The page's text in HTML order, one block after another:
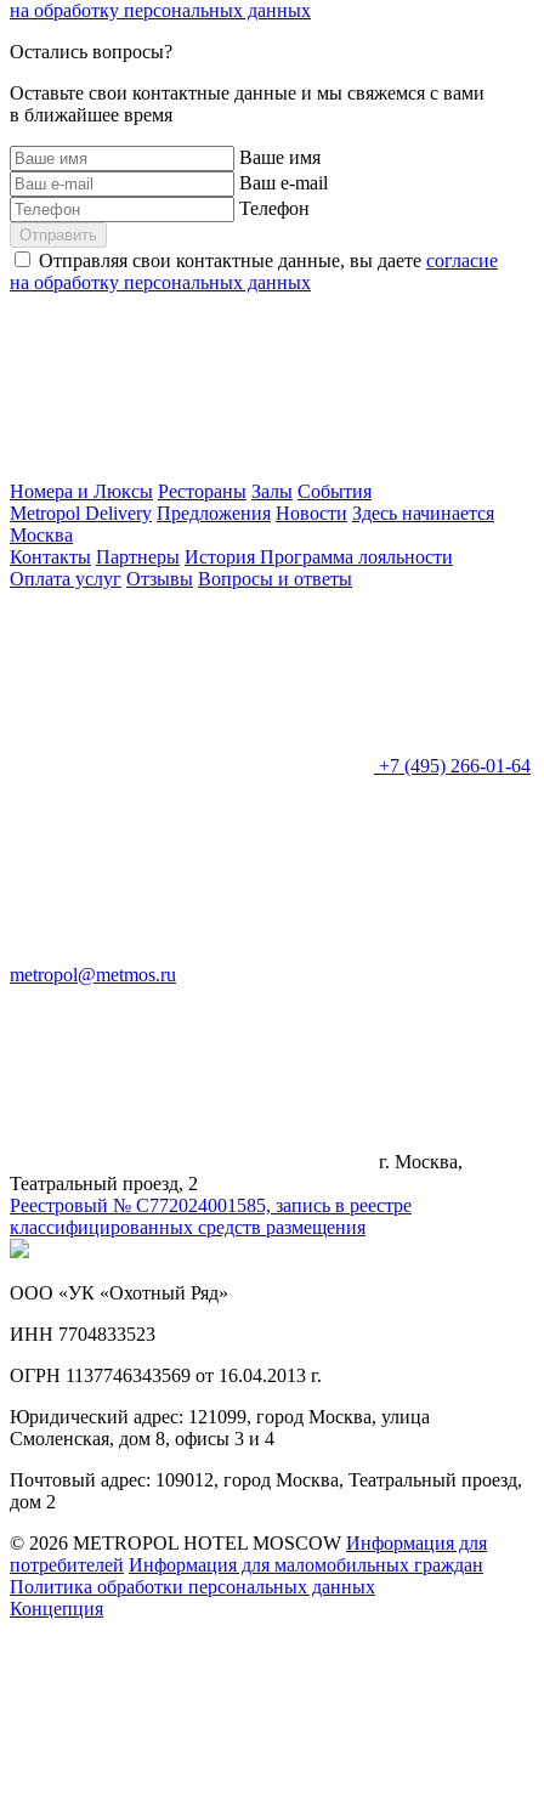
на обработку персональных данных
Остались вопросы?
Оставьте свои контактные данные и мы свяжемся с вами
в ближайшее время
Ваше имя
Ваш e-mail
Телефон
Отправить
Отправляя свои контактные данные, вы даете согласие
на обработку персональных данных
Номера и Люксы Рестораны Залы События
Metropol Delivery Предложения Новости Здесь начинается
Москва
Контакты Партнеры История Программа лояльности
Оплата услуг Отзывы Вопросы и ответы
+7 (495) 266-01-64
metropol@metmos.ru
г. Москва,
Театральный проезд, 2
Реестровый № С772024001585, запись в реестре
классифицированных средств размещения
ООО «УК «Охотный Ряд»
ИНН 7704833523
ОГРН 1137746343569 от 16.04.2013 г.
Юридический адрес: 121099, город Москва, улица
Смоленская, дом 8, офисы 3 и 4
Почтовый адрес: 109012, город Москва, Театральный проезд,
дом 2
© 2026 METROPOL HOTEL MOSCOW Информация для
потребителей Информация для маломобильных граждан
Политика обработки персональных данных
Концепция